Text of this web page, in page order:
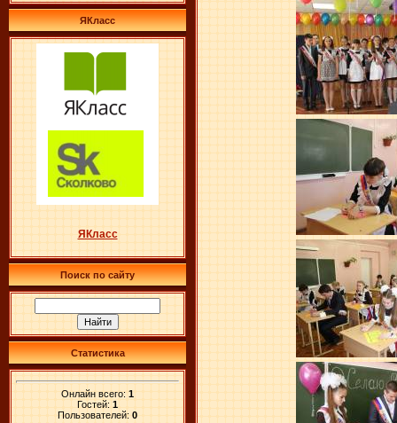
ЯКласс
ЯКласс
Поиск по сайту
Статистика
Онлайн всего: 1
Гостей: 1
Пользователей: 0